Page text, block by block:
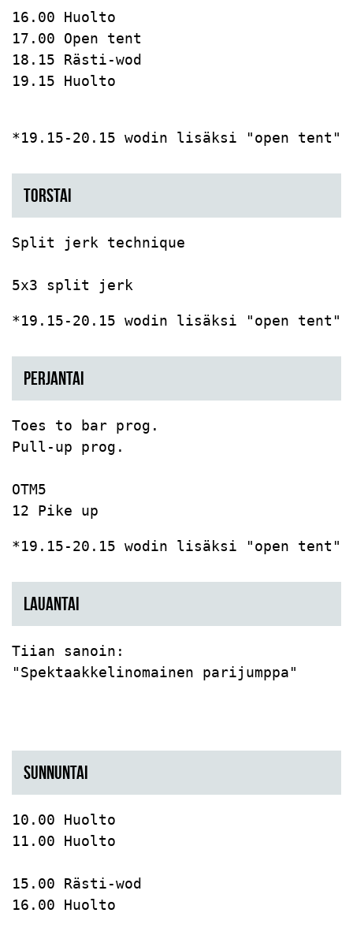
16.00 Huolto
17.00 Open tent
18.15 Rästi-wod
19.15 Huolto
*19.15-20.15 wodin lisäksi "open tent".
TORSTAI
Split jerk technique
5x3 split jerk
*19.15-20.15 wodin lisäksi "open tent".
PERJANTAI
Toes to bar prog.
Pull-up prog.
OTM5
12 Pike up
*19.15-20.15 wodin lisäksi "open tent"
LAUANTAI
Tiian sanoin:
"Spektaakkelinomainen parijumppa"
SUNNUNTAI
10.00 Huolto
11.00 Huolto
15.00 Rästi-wod
16.00 Huolto